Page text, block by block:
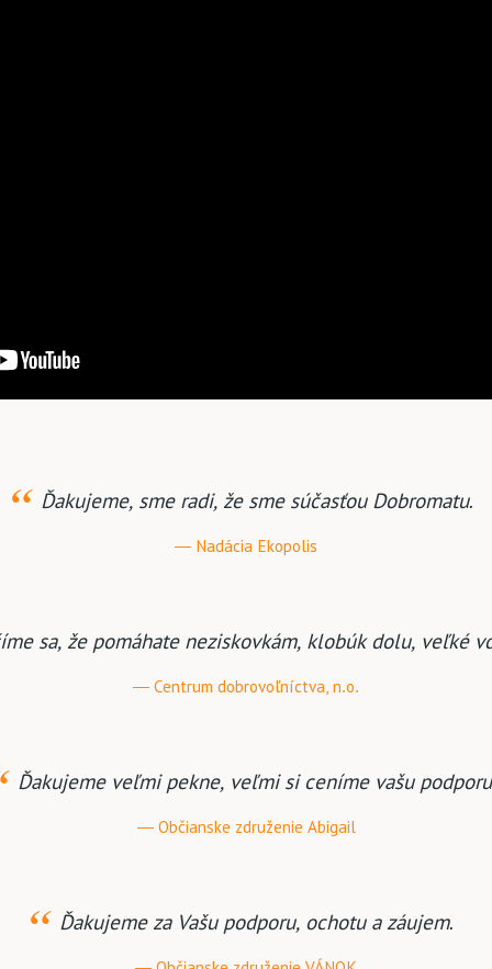
Ďakujeme, sme radi, že sme súčasťou Dobromatu.
Nadácia Ekopolis
sa, že pomáhate neziskovkám, klobúk dolu, veľké
Centrum dobrovoľníctva, n.o.
Ďakujeme veľmi pekne, veľmi si ceníme vašu
Občianske združenie Abigail
Ďakujeme za Vašu podporu, ochotu a záujem.